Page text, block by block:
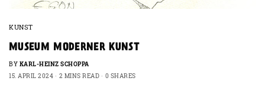
KUNST
MUSEUM MODERNER KUNST
BY KARL-HEINZ SCHOPPA
15. APRIL 2024
2 MINS READ 0 SHARES